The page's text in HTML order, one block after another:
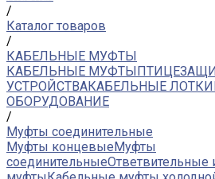
/
Каталог товаров
/
КАБЕЛЬНЫЕ МУФТЫ
КАБЕЛЬНЫЕ МУФТЫ
УСТРОЙСТВАКАБЕЛЬНЫЕ ЛОТКИ
ОБОРУДОВАНИЕ
/
Муфты соединительные
Муфты концевыеМуфты
соединительныеОтветвительные